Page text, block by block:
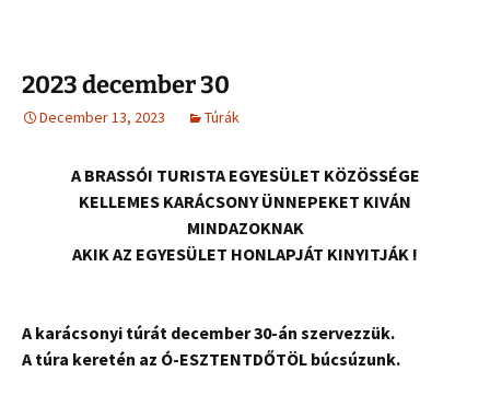
2023 december 30
December 13, 2023 Túrák
A BRASSÓI TURISTA EGYESÜLET KÖZÖSSÉGE
KELLEMES KARÁCSONY ÜNNEPEKET KIVÁN
MINDAZOKNAK
AKIK AZ EGYESÜLET HONLAPJÁT KINYITJÁK !
A karácsonyi túrát december 30-án szervezzük.
A túra keretén az Ó-ESZTENTDŐTÖL búcsúzunk.